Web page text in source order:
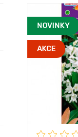
NOVINKY
AKCE
Výška
Vzdálenost
rostlinami